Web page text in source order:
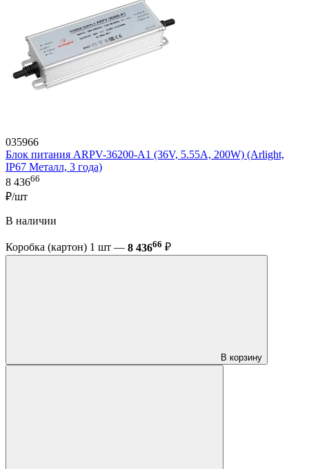
035966
Блок питания ARPV-36200-A1 (36V, 5.55A, 200W) (Arlight,
IP67 Металл, 3 года)
8 43666
₽/шт
В наличии
Коробка (картон) 1 шт — 8 43666 ₽
В корзину